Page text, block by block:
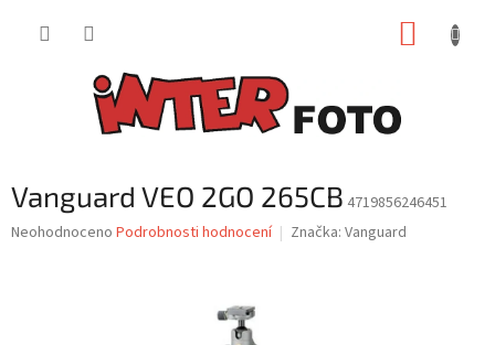
Vanguard VEO 2GO 265CB 4719856246451
Průměrné
Neohodnoceno Podrobnosti hodnocení Značka: Vanguard